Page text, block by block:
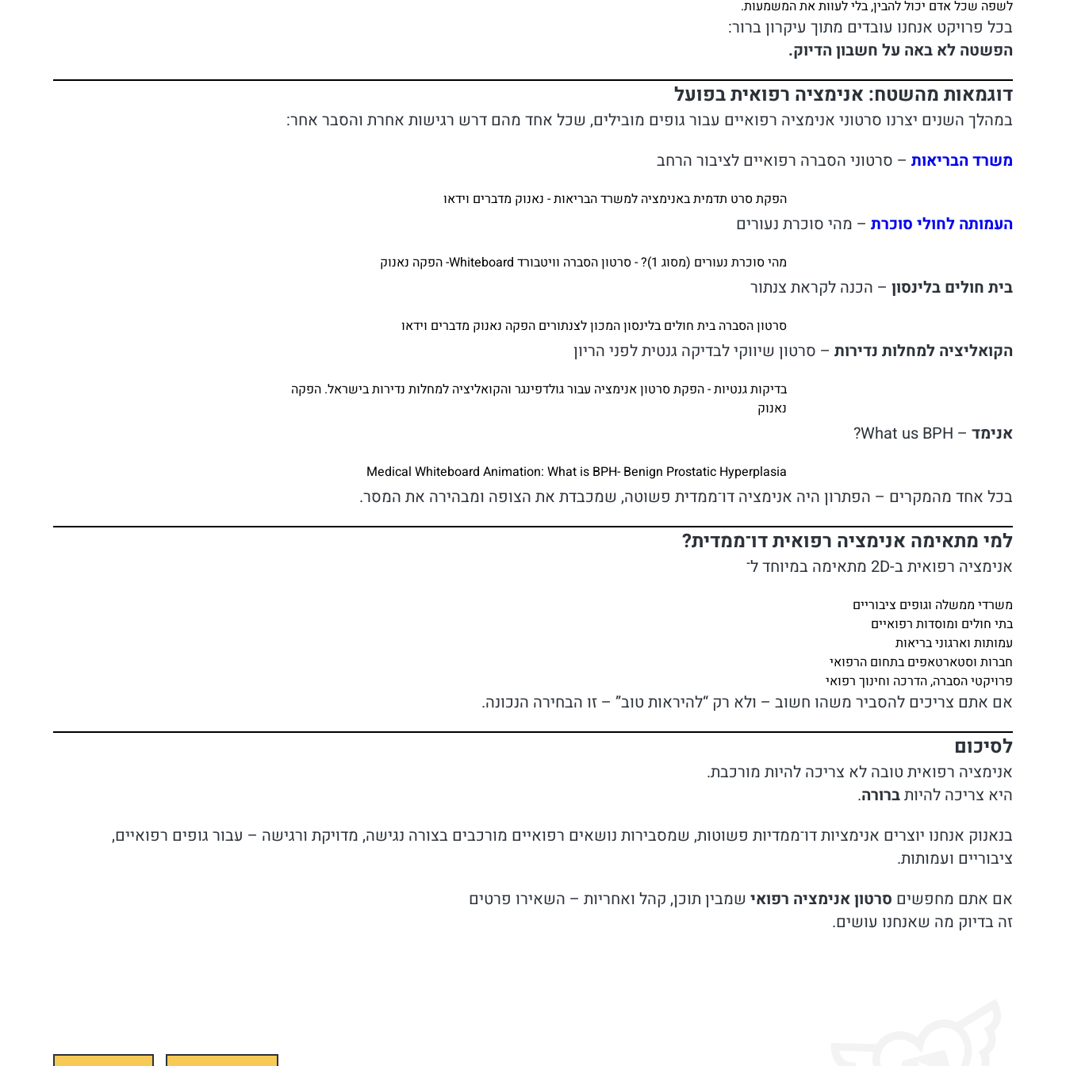
לשפה שכל אדם יכול להבין, בלי לעוות את המשמעות.
בכל פרויקט אנחנו עובדים מתוך עיקרון ברור:
הפשטה לא באה על חשבון הדיוק.
דוגמאות מהשטח: אנימציה רפואית בפועל
במהלך השנים יצרנו סרטוני אנימציה רפואיים עבור גופים מובילים, שכל אחד מהם דרש רגישות אחרת והסבר אחר:
משרד הבריאות – סרטוני הסברה רפואיים לציבור הרחב
הפקת סרט תדמית באנימציה למשרד הבריאות - נאנוק מדברים וידאו
העמותה לחולי סוכרת – מהי סוכרת נעורים
מהי סוכרת נעורים (מסוג 1)? - סרטון הסברה וויטבורד Whiteboard- הפקה נאנוק
בית חולים בלינסון – הכנה לקראת צנתור
סרטון הסברה בית חולים בלינסון המכון לצנתורים הפקה נאנוק מדברים וידאו
הקואליציה למחלות נדירות – סרטון שיווקי לבדיקה גנטית לפני הריון
בדיקות גנטיות - הפקת סרטון אנימציה עבור גולדפינגר והקואליציה למחלות נדירות בישראל. הפקה
נאנוק
אנימד – What us BPH?
Medical Whiteboard Animation: What is BPH- Benign Prostatic Hyperplasia
בכל אחד מהמקרים – הפתרון היה אנימציה דו־ממדית פשוטה, שמכבדת את הצופה ומבהירה את המסר.
למי מתאימה אנימציה רפואית דו־ממדית?
אנימציה רפואית ב-2D מתאימה במיוחד ל־
משרדי ממשלה וגופים ציבוריים
בתי חולים ומוסדות רפואיים
עמותות וארגוני בריאות
חברות וסטארטאפים בתחום הרפואי
פרויקטי הסברה, הדרכה וחינוך רפואי
אם אתם צריכים להסביר משהו חשוב – ולא רק “להיראות טוב” – זו הבחירה הנכונה.
לסיכום
אנימציה רפואית טובה לא צריכה להיות מורכבת.
היא צריכה להיותברורה.
בנאנוק אנחנו יוצרים אנימציות דו־ממדיות פשוטות, שמסבירות נושאים רפואיים מורכבים בצורה נגישה, מדויקת ורגישה – עבור גופים רפואיים,
ציבוריים ועמותות.
אם אתם מחפשים סרטון אנימציה רפואי שמבין תוכן, קהל ואחריות – השאירו פרטים
זה בדיוק מה שאנחנו עושים.